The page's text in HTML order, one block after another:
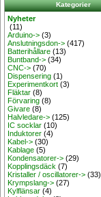
Kategorier
Nyheter
(11)
Arduino-> (3)
Anslutningsdon-> (417)
Batterihållare (13)
Buntband-> (34)
CNC-> (70)
Dispensering (1)
Experimentkort (3)
Fläktar (8)
Förvaring (8)
Givare (8)
Halvledare-> (125)
IC socklar (10)
Induktorer (4)
Kabel-> (30)
Kablage (5)
Kondensatorer-> (29)
Kopplingsdäck (7)
Kristaller / oscillatorer-> (33)
Krympslang-> (27)
Kylflänsar (4)